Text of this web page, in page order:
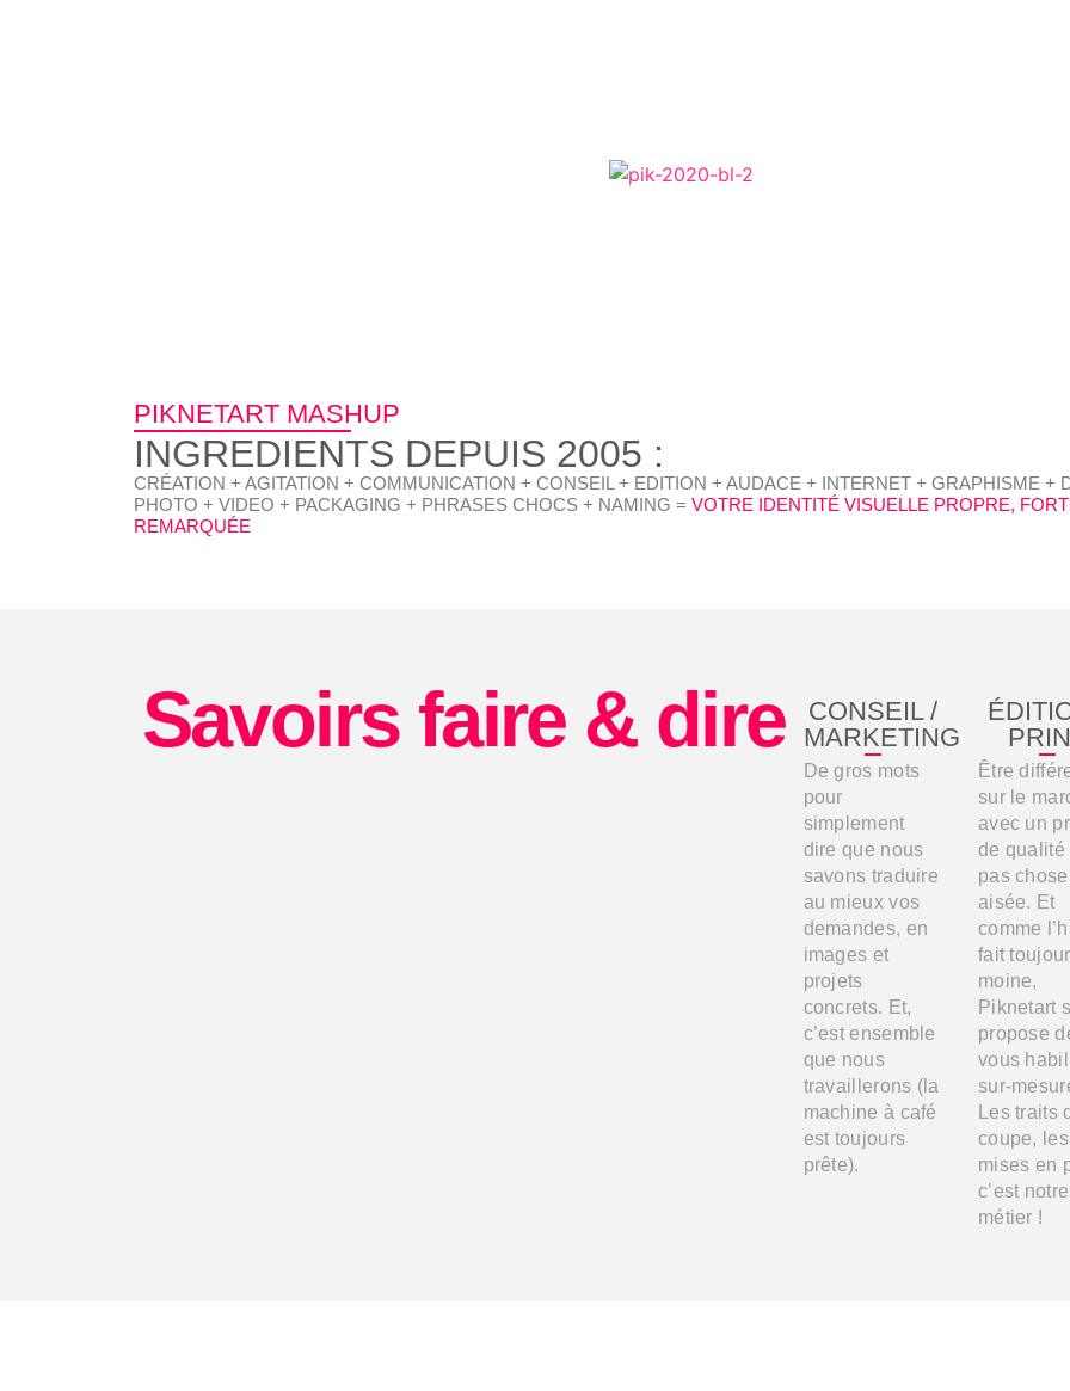
WORKS
PIKNETART MASHUP
INGREDIENTS DEPUIS 2005 :
CRÉATION + AGITATION + COMMUNICATION + CONSEIL + EDITION + AUDACE + INTERNET + GRAPHISME +
PHOTO + VIDEO + PACKAGING + PHRASES CHOCS + NAMING = VOTRE IDENTITÉ VISUELLE PROPRE,
REMARQUÉE
Savoirs faire & dire
CONSEIL /
MARKETING
De gros mots
pour
simplement
dire que nous
savons traduire
au mieux vos
demandes, en
images et
projets
concrets. Et,
c’est ensemble
que nous
travaillerons (la
machine à café
est toujours
prête).
Être
sur le
avec un
de qualité
pas chose
aisée. Et
comme
fait
moine,
Piknetart
propose
vous
sur-
Les traits
coupe, les
mises en
c’est notre
métier !